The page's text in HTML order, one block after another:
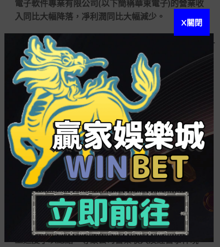
電子軟件專業有限公司(以下簡稱華東電子)的營業收
入同比大幅降落，凈利潤同比大幅減少。
同時，因子公司華東電子和成都賽英科技有限
公司(以下簡稱賽英科技)經營業績未達預期，其前程
經營局勢和盈利本事存在不確認性，皖通科技2020
年度預測計提商譽減值預備239億元，該項減值虧本
計入公司202贏家娛樂城 百家樂 0年度損益，預測相
應減少歸母凈利潤239億元。
此外，同日發行的2021年第一季度業績預報顯
示，皖通科技一季度歸母凈利潤預測吃虧1200萬
~1800萬元，同比降落4563~11844。
皖通科技辯白稱，公司客戶重要是各級交通控
制部分和內地軍工配套企業等。客戶履行預算制控
制，大多在上個天然年度的年底或當年年頭進行資
本的預算、審批和采購方案的訂定，下半年才開端
具體的器材采購、項目驗收等，并根據合同依照施
工進度予以總結，導致公司營業收入及經營事件現
X關閉